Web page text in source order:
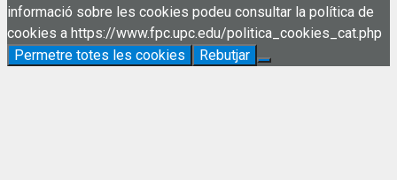
informació sobre les cookies podeu consultar la política de
cookies a https://www.fpc.upc.edu/politica_cookies_cat.php
Permetre totes les cookies
Rebutjar